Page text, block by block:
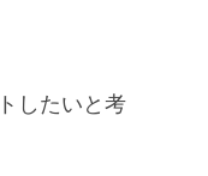
したいと考